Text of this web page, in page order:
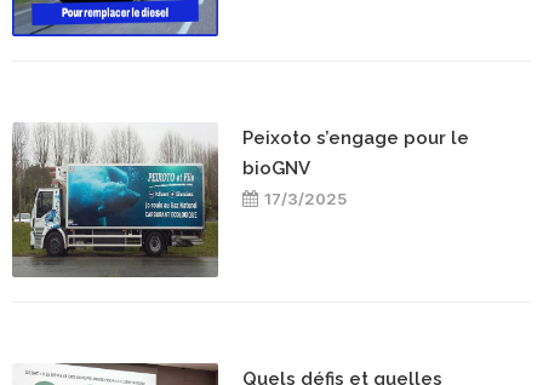
Peixoto s’engage pour le
bioGNV
17/3/2025
Quels défis et quelles